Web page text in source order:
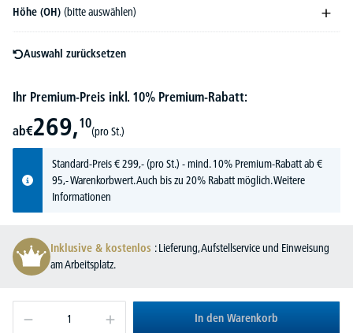
Höhe (OH) (bitte auswählen)
Auswahl zurücksetzen
Ihr Premium-Preis inkl. 10% Premium-Rabatt:
ab€269,10
(pro St.)
Standard-Preis€299,-(pro St.) - mind. 10% Premium-Rabatt ab €
95,- Warenkorbwert. Auch bis zu 20% Rabatt möglich.Weitere
Informationen
Inklusive & kostenlos : Lieferung, Aufstellservice und Einweisung
am Arbeitsplatz.
In den Warenkorb